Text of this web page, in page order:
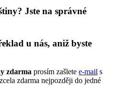
Jste na správné
u nás, aniž byste
zdarma prosím zašlete e-mail s
zdarma nejpozději do jedné